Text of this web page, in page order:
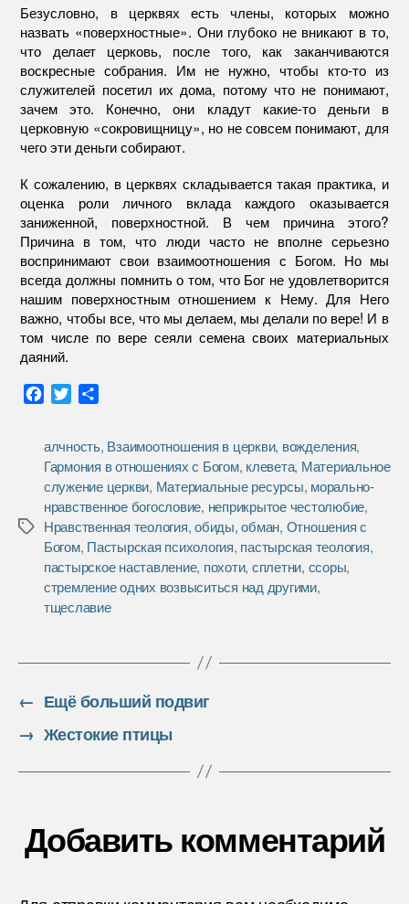
Безусловно, в церквях есть члены, которых можно
назвать «поверхностные». Они глубоко не вникают в то,
что делает церковь, после того, как заканчиваются
воскресные собрания. Им не нужно, чтобы кто-то из
служителей посетил их дома, потому что не понимают,
зачем это. Конечно, они кладут какие-то деньги в
церковную «сокровищницу», но не совсем понимают, для
чего эти деньги собирают.
К сожалению, в церквях складывается такая практика, и
оценка роли личного вклада каждого оказывается
заниженной, поверхностной. В чем причина этого?
Причина в том, что люди часто не вполне серьезно
воспринимают свои взаимоотношения с Богом. Но мы
всегда должны помнить о том, что Бог не удовлетворится
нашим поверхностным отношением к Нему. Для Него
важно, чтобы все, что мы делаем, мы делали по вере! И в
том числе по вере сеяли семена своих материальных
даяний.
e
b
o
o
k
t
t
e
r
р
а
в
и
т
ь
Метки
алчность, Взаимоотношения в церкви, вожделения,
Гармония в отношениях с Богом, клевета, Материальное
служение церкви, Материальные ресурсы, морально-
нравственное богословие, неприкрытое честолюбие,
Нравственная теология,обиды,обман, Отношения с
Богом, Пастырская психология, пастырская теология,
пастырское наставление, похоти, сплетни, ссоры,
стремление одних возвыситься над другими,
тщеславие
← Ещё больший подвиг
→ Жестокие птицы
Добавить комментарий